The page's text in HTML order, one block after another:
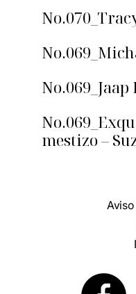
No.069_Jaap
mestizo –